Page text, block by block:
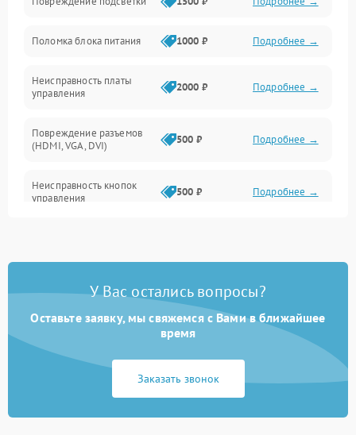
Неисправность звука
Механические повреждения
Поломка блока питания 1000 ₽ Подробнее →
Неисправность платы
управления
2000 ₽ Подробнее →
Повреждение разъемов
(HDMI, VGA, DVI)
500 ₽ Подробнее →
Неисправность кнопок
управления
500 ₽ Подробнее →
питания
Подробнее →
защиты от перегрузок
1000 ₽ Подробнее →
1000 ₽
У Вас остались вопросы?
Оставьте заявку, мы свяжемся с Вами в ближайшее
время
Заказать звонок